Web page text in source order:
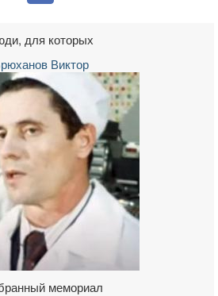
для которых
Виктор
мемориал